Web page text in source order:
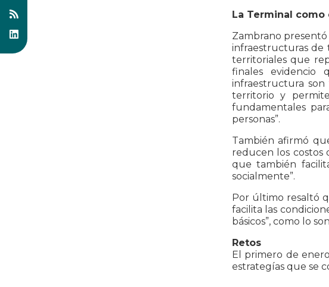
La Terminal
Zambrano
infraestructuras de
territoriales que
finales evidencio
infraestructura
territorio y
fundamentales
personas”.
También afirmó
reducen los costos
que también
socialmente”.
Por último resaltó
facilita las
básicos”, como lo
Retos
El primero de
estrategías que se